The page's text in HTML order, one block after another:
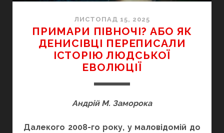
ЛИСТОПАД 15, 2025
ПРИМАРИ ПІВНОЧІ? АБО ЯК
ДЕНИСІВЦІ ПЕРЕПИСАЛИ
ІСТОРІЮ ЛЮДСЬКОЇ
ЕВОЛЮЦІЇ
Андрій М. Заморока
Далекого 2008-го року, у маловідомій до